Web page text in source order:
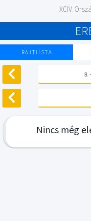
XCIV.
RAJTLISTA
8.
Nincs még